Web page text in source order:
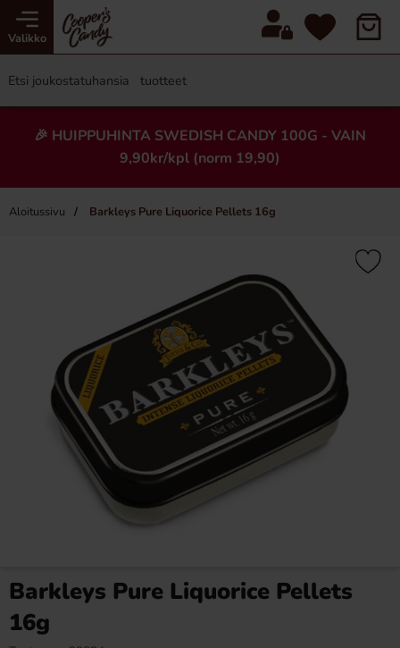
Valikko
🎉 HUIPPUHINTA SWEDISH CANDY 100G - VAIN
9,90kr/kpl (norm 19,90)
Aloitussivu Barkleys Pure Liquorice Pellets 16g
×
Ronny & Ragge Buttcracker
Barkleys Pure Liquorice Pellets
16g